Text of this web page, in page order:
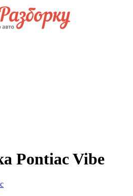
Pontiac Vibe